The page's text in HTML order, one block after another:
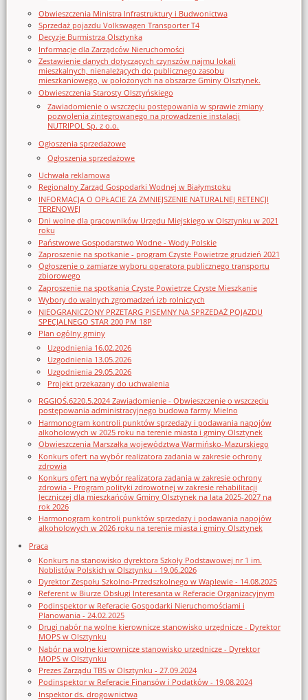
Obwieszczenia Ministra Infrastruktury i Budwonictwa
Sprzedaż pojazdu Volkswagen Transporter T4
Decyzje Burmistrza Olsztynka
Informacje dla Zarządców Nieruchomości
Zestawienie danych dotyczących czynszów najmu lokali
mieszkalnych, nienależących do publicznego zasobu
mieszkaniowego, w położonych na obszarze Gminy Olsztynek.
Obwieszczenia Starosty Olsztyńskiego
Zawiadomienie o wszczęciu postępowania w sprawie zmiany
pozwolenia zintegrowanego na prowadzenie instalacji
NUTRIPOL Sp. z o.o.
Ogłoszenia sprzedażowe
Ogłoszenia sprzedażowe
Uchwała reklamowa
Regionalny Zarząd Gospodarki Wodnej w Białymstoku
INFORMACJA O OPŁACIE ZA ZMNIEJSZENIE NATURALNEJ RETENCJI
TERENOWEJ
Dni wolne dla pracowników Urzędu Miejskiego w Olsztynku w 2021
roku
Państwowe Gospodarstwo Wodne - Wody Polskie
Zaproszenie na spotkanie - program Czyste Powietrze grudzień 2021
Ogłoszenie o zamiarze wyboru operatora publicznego transportu
zbiorowego
Zaproszenie na spotkania Czyste Powietrze Czyste Mieszkanie
Wybory do walnych zgromadzeń izb rolniczych
NIEOGRANICZONY PRZETARG PISEMNY NA SPRZEDAŻ POJAZDU
SPECJALNEGO STAR 200 PM 18P
Plan ogólny gminy
Uzgodnienia 16.02.2026
Uzgodnienia 13.05.2026
Uzgodnienia 29.05.2026
Projekt przekazany do uchwalenia
RGGIOŚ.6220.5.2024 Zawiadomienie - Obwieszczenie o wszczęciu
postępowania administracyjnego budowa farmy Mielno
Harmonogram kontroli punktów sprzedaży i podawania napojów
alkoholowych w 2025 roku na terenie miasta i gminy Olsztynek
Obwieszczenia Marszałka województwa Warmińsko-Mazurskiego
Konkurs ofert na wybór realizatora zadania w zakresie ochrony
zdrowia
Konkurs ofert na wybór realizatora zadania w zakresie ochrony
zdrowia - Program polityki zdrowotnej w zakresie rehabilitacji
leczniczej dla mieszkańców Gminy Olsztynek na lata 2025-2027 na
rok 2026
Harmonogram kontroli punktów sprzedaży i podawania napojów
alkoholowych w 2026 roku na terenie miasta i gminy Olsztynek
Praca
Konkurs na stanowisko dyrektora Szkoły Podstawowej nr 1 im.
Noblistów Polskich w Olsztynku - 19.06.2026
Dyrektor Zespołu Szkolno-Przedszkolnego w Waplewie - 14.08.2025
Referent w Biurze Obsługi Interesanta w Referacie Organizacyjnym
Podinspektor w Referacie Gospodarki Nieruchomościami i
Planowania - 24.02.2025
Drugi nabór na wolne kierownicze stanowisko urzędnicze - Dyrektor
MOPS w Olsztynku
Nabór na wolne kierownicze stanowisko urzędnicze - Dyrektor
MOPS w Olsztynku
Prezes Zarządu TBS w Olsztynku - 27.09.2024
Podinspektor w Referacie Finansów i Podatków - 19.08.2024
Inspektor ds. drogownictwa